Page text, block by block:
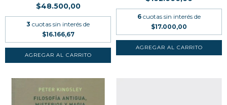
$48.500,00
3 cuotas sin interés de
$16.166,67
6 cuotas sin interés de
$17.000,00